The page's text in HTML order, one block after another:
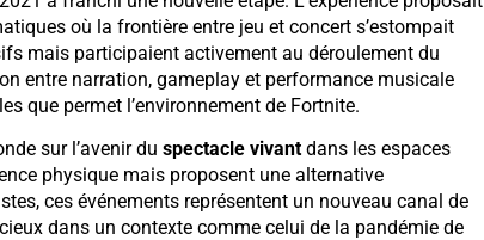
où la frontière entre jeu et concert s’estompait
mais participaient activement au déroulement du
entre narration, gameplay et performance musicale
que permet l’environnement de Fortnite.
sur l’avenir du spectacle vivantdans les espaces
physique mais proposent une alternative
ces événements représentent un nouveau canal de
dans un contexte comme celui de la pandémie de